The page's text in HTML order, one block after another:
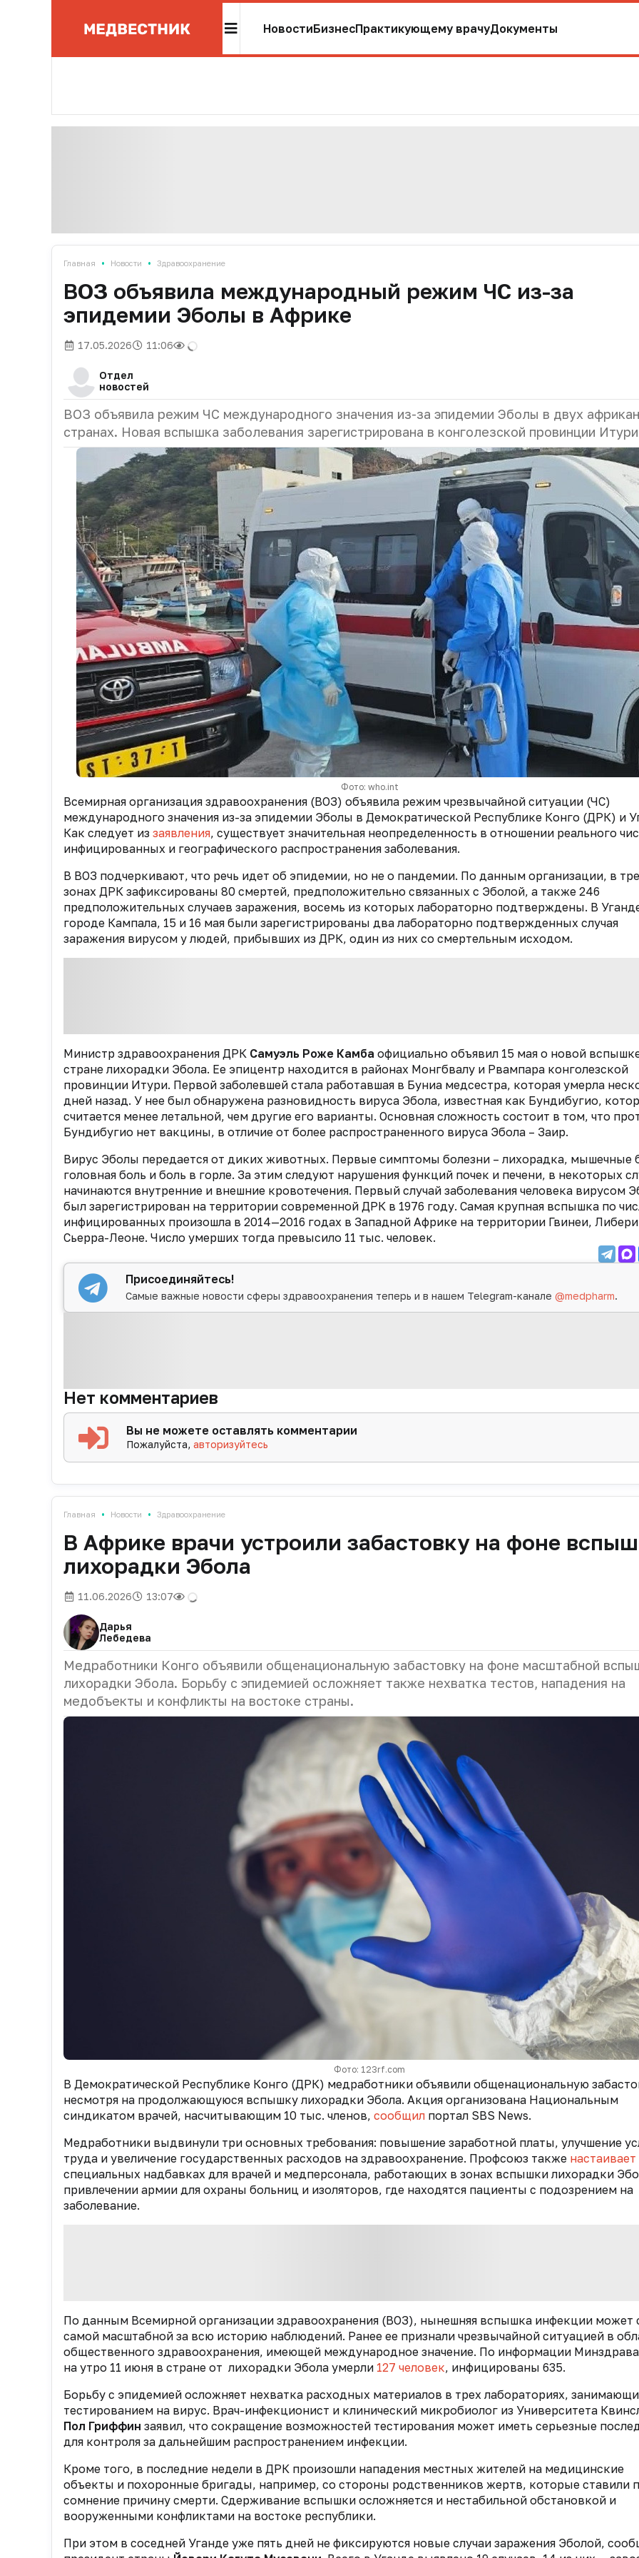
НовостиБизнесПрактикующему врачуДокументы
Главная • Новости • Здравоохранение
ВОЗ объявила международный режим ЧС из-за
эпидемии Эболы в Африке
17.05.2026 11:06
Отдел
новостей
ВОЗ объявила режим ЧС международного значения из-за эпидемии Эболы в двух
странах. Новая вспышка заболевания зарегистрирована в конголезской провинции
Фото: who.int
Всемирная организация здравоохранения (ВОЗ) объявила режим чрезвычайной ситуации (ЧС)
международного значения из-за эпидемии Эболы в Демократической Республике Конго (ДРК) и
Как следует из заявления, существует значительная неопределенность в отношении реального
инфицированных и географического распространения заболевания.
В ВОЗ подчеркивают, что речь идет об эпидемии, но не о пандемии. По данным организации, в
зонах ДРК зафиксированы 80 смертей, предположительно связанных с Эболой, а также 246
предположительных случаев заражения, восемь из которых лабораторно подтверждены. В
городе Кампала, 15 и 16 мая были зарегистрированы два лабораторно подтвержденных случая
заражения вирусом у людей, прибывших из ДРК, один из них со смертельным исходом.
Министр здравоохранения ДРК Самуэль Роже Камба официально объявил 15 мая о новой
стране лихорадки Эбола. Ее эпицентр находится в районах Монгбвалу и Рвампара конголезской
провинции Итури. Первой заболевшей стала работавшая в Буниа медсестра, которая умерла
дней назад. У нее был обнаружена разновидность вируса Эбола, известная как Бундибугио,
считается менее летальной, чем другие его варианты. Основная сложность состоит в том, что
Бундибугио нет вакцины, в отличие от более распространенного вируса Эбола – Заир.
Вирус Эболы передается от диких животных. Первые симптомы болезни – лихорадка, мышечные
головная боль и боль в горле. За этим следуют нарушения функций почек и печени, в некоторых
начинаются внутренние и внешние кровотечения. Первый случай заболевания человека вирусом
был зарегистрирован на территории современной ДРК в 1976 году. Самая крупная вспышка по
инфицированных произошла в 2014—2016 годах в Западной Африке на территории Гвинеи,
Сьерра-Леоне. Число умерших тогда превысило 11 тыс. человек.
Присоединяйтесь!
Самые важные новости сферы здравоохранения теперь и в нашем Telegram-канале@medpharm.
Нет комментариев
Вы не можете оставлять комментарии
Пожалуйста,авторизуйтесь
Главная • Новости • Здравоохранение
В Африке врачи устроили забастовку на фоне
лихорадки Эбола
11.06.2026 13:07
Дарья
Лебедева
Медработники Конго объявили общенациональную забастовку на фоне масштабной
лихорадки Эбола. Борьбу с эпидемией осложняет также нехватка тестов, нападения на
медобъекты и конфликты на востоке страны.
Фото: 123rf.com
В Демократической Республике Конго (ДРК) медработники объявили общенациональную
несмотря на продолжающуюся вспышку лихорадки Эбола. Акция организована Национальным
синдикатом врачей, насчитывающим 10 тыс. членов, сообщил портал SBS News.
Медработники выдвинули три основных требования: повышение заработной платы, улучшение
труда и увеличение государственных расходов на здравоохранение. Профсоюз также настаивает
специальных надбавках для врачей и медперсонала, работающих в зонах вспышки лихорадки
привлечении армии для охраны больниц и изоляторов, где находятся пациенты с подозрением на
заболевание.
По данным Всемирной организации здравоохранения (ВОЗ), нынешняя вспышка инфекции может
самой масштабной за всю историю наблюдений. Ранее ее признали чрезвычайной ситуацией в
общественного здравоохранения, имеющей международное значение. По информации
на утро 11 июня в стране от лихорадки Эбола умерли 127 человек, инфицированы 635.
Борьбу с эпидемией осложняет нехватка расходных материалов в трех лабораториях,
тестированием на вирус. Врач-инфекционист и клинический микробиолог из Университета
Пол Гриффин заявил, что сокращение возможностей тестирования может иметь серьезные
для контроля за дальнейшим распространением инфекции.
Кроме того, в последние недели в ДРК произошли нападения местных жителей на медицинские
объекты и похоронные бригады, например, со стороны родственников жертв, которые ставили
сомнение причину смерти. Сдерживание вспышки осложняется и нестабильной обстановкой и
вооруженными конфликтами на востоке республики.
При этом в соседней Уганде уже пять дней не фиксируются новые случаи заражения Эболой,